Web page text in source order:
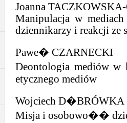
Joanna
Manipulacja w
dziennikarzy i reakcji ze
Pawe� CZARNECKI
Deontologia mediów w
etycznego mediów
Wojciech D�BRÓWKA
Misja i osobowo��